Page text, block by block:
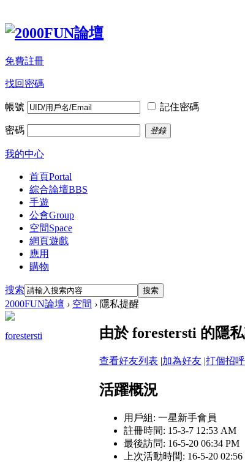
免費註冊
找回密碼
帳號 記住密碼
密碼 登錄
我的中心
首頁Portal
綜合論壇BBS
手遊
公會Group
空間Space
網頁遊戲
應用
購物
搜索 搜索
2000FUN論壇 › 空間 › 隱私提醒
forestersti 由於 forestersti 的隱
查看好友列表 |加為好友 |打個招呼
活躍概況
用戶組: 一星新手會員
註冊時間: 15-3-7 12:53 AM
最後訪問: 16-5-20 06:34 PM
上次活動時間: 16-5-20